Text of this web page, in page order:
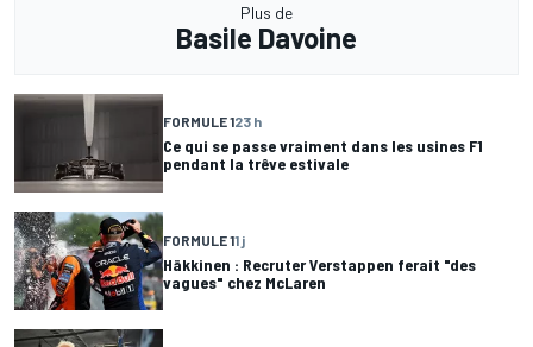
Plus de
Basile Davoine
FORMULE 123 h
Ce qui se passe vraiment dans les usines F1
pendant la trêve estivale
FORMULE 11 j
Häkkinen : Recruter Verstappen ferait "des
vagues" chez McLaren